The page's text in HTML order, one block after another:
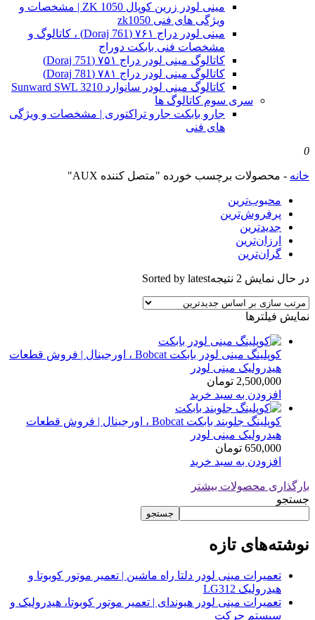
مینی لودر زرین کوپال ZK 1050 | مشخصات و
ویژگی های فنی zk1050
مینی لودر دراج ۷۶۱ (Doraj 761) ، کاتالوگ و
مشخصات فنی بابکت دوراج
کاتالوگ مینی لودر دراج ۷۵۱ (Doraj 751)
کاتالوگ مینی لودر دراج ۷۸۱ (Doraj 781)
کاتالوگ مینی لودر سانوارد Sunward SWL 3210
سری سوم کاتالوگ ها
جارو بابکت جارو تراکتوری | مشخصات و ویژگی
های فنی
0
خانه - محصولات برچسب خورده "متصل کننده AUX"
محبوب‌ترین
پرفروش‌ترین
جدیدترین
ارزان‌ترین
گران‌ترین
در حال نمایش 2 نتیجه Sorted by latest
نمایش فیلترها
کوپلینگ مینی لودر بابکت Bobcat ، اورجینال | فروش قطعات
هیدرولیک مینی لودر
2,500,000 تومان
افزودن به سبد خرید
کوپلینگ جلوبند بابکت Bobcat ، اورجینال | فروش قطعات
هیدرولیک مینی لودر
650,000 تومان
افزودن به سبد خرید
بارگذاری محصولات بیشتر
جستجو
جستجو
نوشته‌های تازه
تعمیرات مینی لودر دلتا راه ماشین | تعمیر موتور کوبوتا و
هیدرولیک LG312
تعمیرات مینی لودر هیوندای | تعمیر موتور کوبوتا، هیدرولیک و
سیستم حرکت